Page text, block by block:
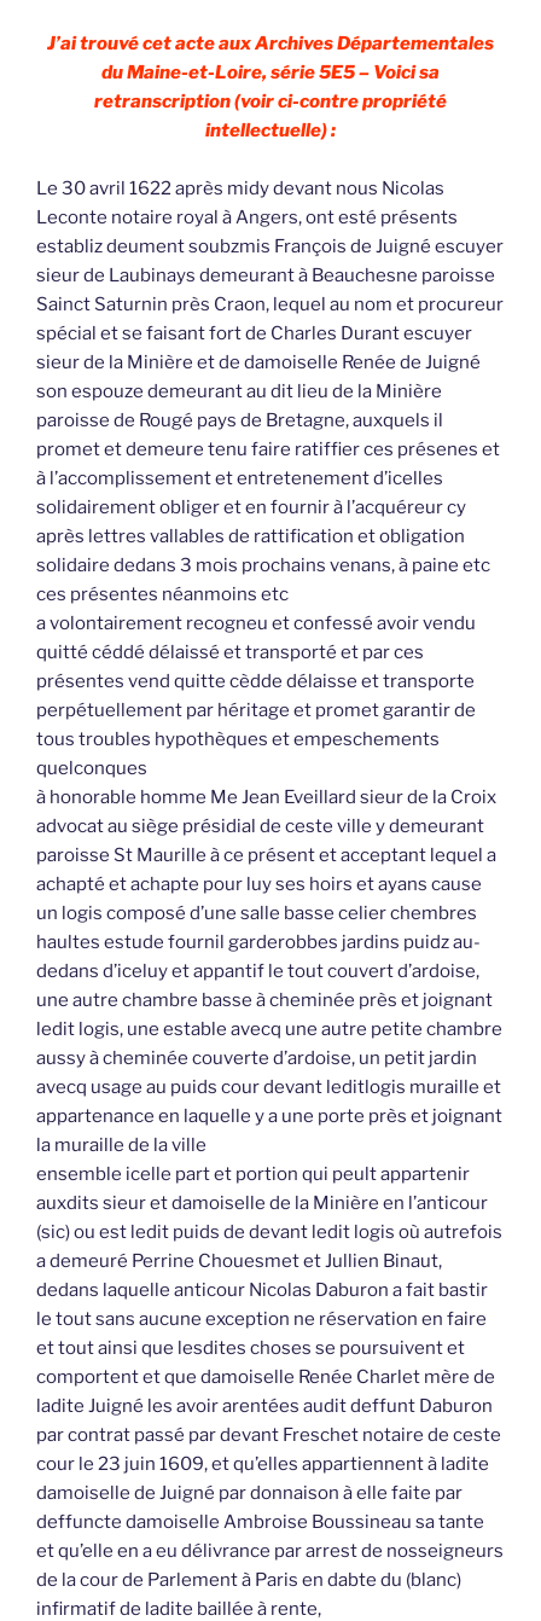
J’ai trouvé cet acte aux Archives Départementales
du Maine-et-Loire, série 5E5 – Voici sa
retranscription (voir ci-contre propriété
intellectuelle) :
Le 30 avril 1622 après midy devant nous Nicolas
Leconte notaire royal à Angers, ont esté présents
establiz deument soubzmis François de Juigné escuyer
sieur de Laubinays demeurant à Beauchesne paroisse
Sainct Saturnin près Craon, lequel au nom et procureur
spécial et se faisant fort de Charles Durant escuyer
sieur de la Minière et de damoiselle Renée de Juigné
son espouze demeurant au dit lieu de la Minière
paroisse de Rougé pays de Bretagne, auxquels il
promet et demeure tenu faire ratiffier ces présenes et
à l’accomplissement et entretenement d’icelles
solidairement obliger et en fournir à l’acquéreur cy
après lettres vallables de rattification et obligation
solidaire dedans 3 mois prochains venans, à paine etc
ces présentes néanmoins etc
a volontairement recogneu et confessé avoir vendu
quitté céddé délaissé et transporté et par ces
présentes vend quitte cèdde délaisse et transporte
perpétuellement par héritage et promet garantir de
tous troubles hypothèques et empeschements
quelconques
à honorable homme Me Jean Eveillard sieur de la Croix
advocat au siège présidial de ceste ville y demeurant
paroisse St Maurille à ce présent et acceptant lequel a
achapté et achapte pour luy ses hoirs et ayans cause
un logis composé d’une salle basse celier chembres
haultes estude fournil garderobbes jardins puidz au-
dedans d’iceluy et appantif le tout couvert d’ardoise,
une autre chambre basse à cheminée près et joignant
ledit logis, une estable avecq une autre petite chambre
aussy à cheminée couverte d’ardoise, un petit jardin
avecq usage au puids cour devant leditlogis muraille et
appartenance en laquelle y a une porte près et joignant
la muraille de la ville
ensemble icelle part et portion qui peult appartenir
auxdits sieur et damoiselle de la Minière en l’anticour
(sic) ou est ledit puids de devant ledit logis où autrefois
a demeuré Perrine Chouesmet et Jullien Binaut,
dedans laquelle anticour Nicolas Daburon a fait bastir
le tout sans aucune exception ne réservation en faire
et tout ainsi que lesdites choses se poursuivent et
comportent et que damoiselle Renée Charlet mère de
ladite Juigné les avoir arentées audit deffunt Daburon
par contrat passé par devant Freschet notaire de ceste
cour le 23 juin 1609, et qu’elles appartiennent à ladite
damoiselle de Juigné par donnaison à elle faite par
deffuncte damoiselle Ambroise Boussineau sa tante
et qu’elle en a eu délivrance par arrest de nosseigneurs
de la cour de Parlement à Paris en dabte du (blanc)
infirmatif de ladite baillée à rente,